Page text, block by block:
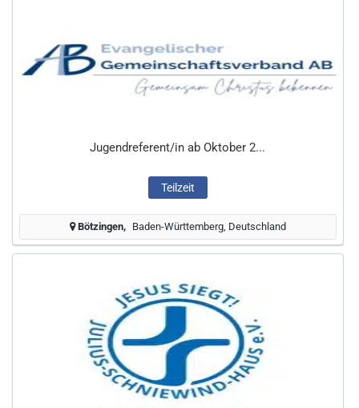
Jugendreferent/in ab Oktober 2...
Teilzeit
Bötzingen Baden-Württemberg, Deutschland